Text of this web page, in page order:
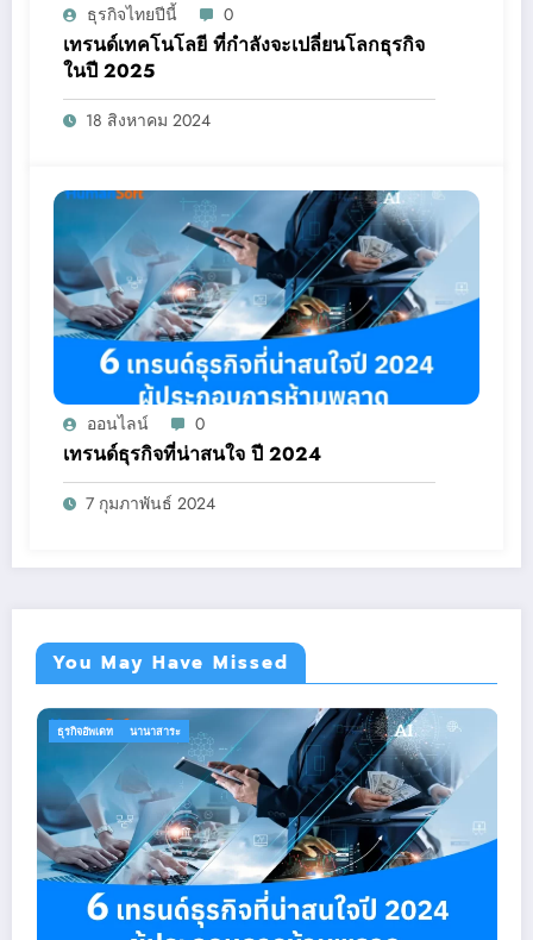
ธุรกิจไทยปีนี้ 0
เทรนด์เทคโนโลยี ที่กำลังจะเปลี่ยนโลกธุรกิจ
ในปี 2025
18 สิงหาคม 2024
ออนไลน์ 0
เทรนด์ธุรกิจที่น่าสนใจ ปี 2024
7 กุมภาพันธ์ 2024
You May Have Missed
นานาสาระ